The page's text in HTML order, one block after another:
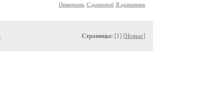
Ответить С цитатой В цитатник
Страницы: [1] [Новые]